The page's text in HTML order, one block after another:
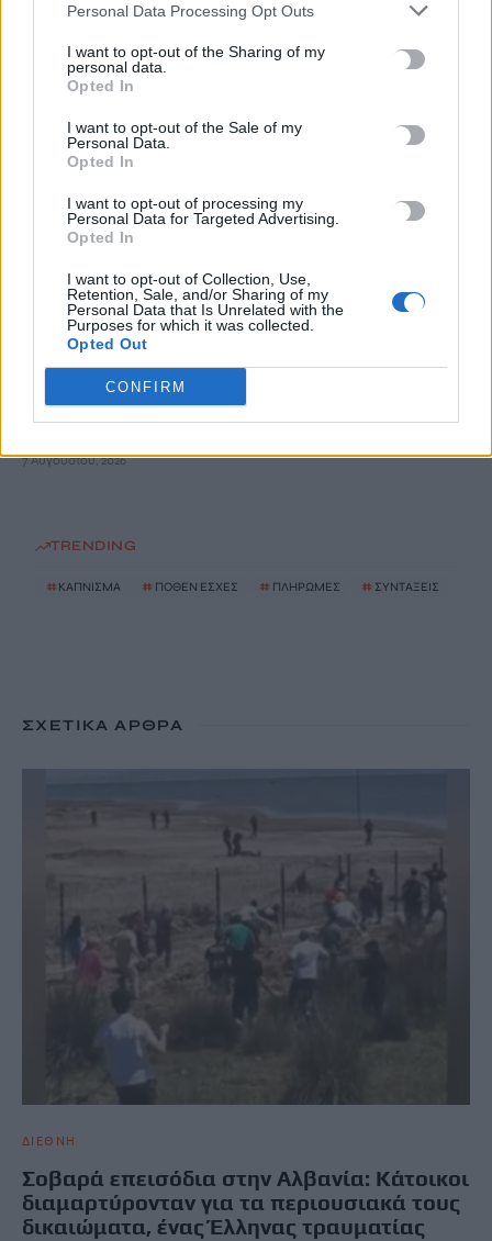
Personal Data Processing Opt Outs
I want to opt-out of the Sharing of my
personal data.
Opted In
I want to opt-out of the Sale of my
Personal Data.
Opted In
I want to opt-out of processing my
Personal Data for Targeted Advertising.
Opted In
I want to opt-out of Collection, Use,
Retention, Sale, and/or Sharing of my
Personal Data that Is Unrelated with the
Purposes for which it was collected.
Opted Out
CONFIRM
Σοκαριστικές αποκαλύψεις του FBI μετά το Μουντιάλ: «Θα
ανατινάξω τον Μέσι με τέσσερις βόμβες»
7 Αυγούστου, 2026
ΗΠΑ: Δασκάλα χορού κατηγορείται για σεξουαλική
7 Αυγούστου, 2026
τα Πρακτικά του Διεπιστημονικού Συνεδρίου «Ρένα
Κυριακού»
7 Αυγούστου, 2026
ΔΕΕΠ (ΝΟΔΕ) Ηρακλείου: Με έργα η κυβέρνηση Μητσοτάκη
7 Αυγούστου, 2026
TRENDING
# ΚΑΠΝΙΣΜΑ # ΠΟΘΕΝ ΕΣΧΕΣ # ΠΛΗΡΩΜΕΣ # ΣΥΝΤΑΞΕΙΣ
ΣΧΕΤΙΚΆ ΆΡΘΡΑ
ΔΙΕΘΝΗ
Σοβαρά επεισόδια στην Αλβανία: Κάτοικοι
διαμαρτύρονταν για τα περιουσιακά τους
δικαιώματα, ένας Έλληνας τραυματίας